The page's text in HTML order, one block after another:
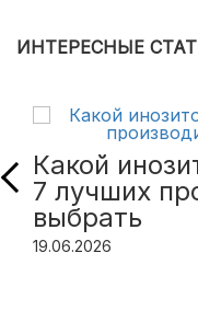
ИНТЕРЕСНЫЕ
Какой
7 лучших
выбрать
19.06.2026